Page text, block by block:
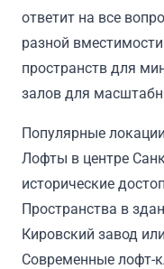
ответит на все
разной
пространств для
залов для
Популярные
Лофты в центре
исторические
Пространства в
Кировский завод
Современные лофт-